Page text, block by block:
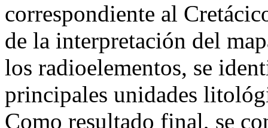
correspondiente al
de la interpretación del
los radioelementos, se
principales unidades
Como resultado final, se